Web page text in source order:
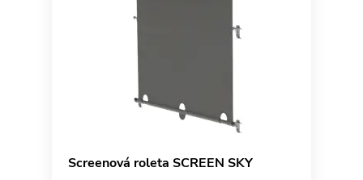
Screenová roleta SCREEN SKY